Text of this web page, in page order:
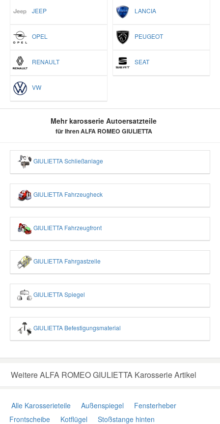
JEEP LANCIA
OPEL PEUGEOT
RENAULT SEAT
VW
Mehr karosserie Autoersatzteile
für Ihren ALFA ROMEO GIULIETTA
GIULIETTA Schließanlage
GIULIETTA Fahrzeugheck
GIULIETTA Fahrzeugfront
GIULIETTA Fahrgastzelle
GIULIETTA Spiegel
GIULIETTA Befestigungsmaterial
Weitere ALFA ROMEO GIULIETTA Karosserie Artikel
Alle Karosserieteile Außenspiegel
Fensterheber
Frontscheibe
Kotflügel
Stoßstange hinten